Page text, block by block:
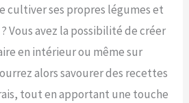
cultiver ses propres légumes et
Vous avez la possibilité de créer
en intérieur ou même sur
alors savourer des recettes
tout en apportant une touche